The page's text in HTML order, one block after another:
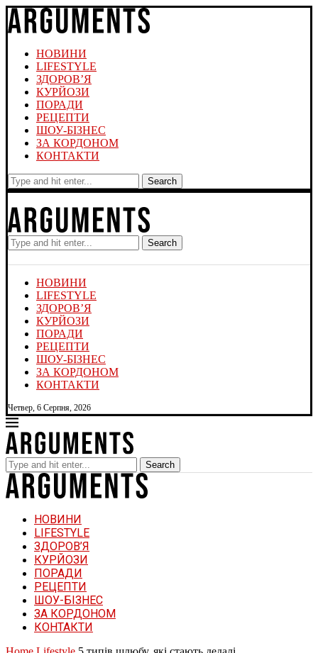
НОВИНИ
LIFESTYLE
ЗДОРОВ’Я
КУРЙОЗИ
ПОРАДИ
РЕЦЕПТИ
ШОУ-БІЗНЕС
ЗА КОРДОНОМ
КОНТАКТИ
Search
Search
НОВИНИ
LIFESTYLE
ЗДОРОВ’Я
КУРЙОЗИ
ПОРАДИ
РЕЦЕПТИ
ШОУ-БІЗНЕС
ЗА КОРДОНОМ
КОНТАКТИ
Четвер, 6 Серпня, 2026
Search
НОВИНИ
LIFESTYLE
ЗДОРОВ’Я
КУРЙОЗИ
ПОРАДИ
РЕЦЕПТИ
ШОУ-БІЗНЕС
ЗА КОРДОНОМ
КОНТАКТИ